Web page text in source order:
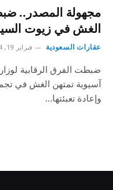
مجهولة المصدر..
الغش في زيوت
عقارات السعودية فبراير 19, 2024
ضبطت الفرق الرقابية
آسيوية تمتهن الغش في
وإعادة تعبئتها…